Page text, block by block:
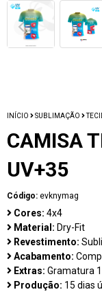
INÍCIO SUBLIMAÇÃO
CAMISA
UV+35
Código: evknymag
Cores: 4x4
Material: Dry-Fit
Revestimento:
Acabamento:
Extras: Gramatura
Produção: 15 dias